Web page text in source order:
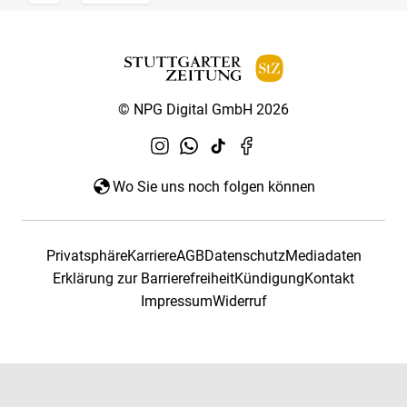
© NPG Digital GmbH 2026
Wo Sie uns noch folgen können
PrivatsphäreKarriereAGBDatenschutzMediadaten
Erklärung zur BarrierefreiheitKündigungKontakt
ImpressumWiderruf